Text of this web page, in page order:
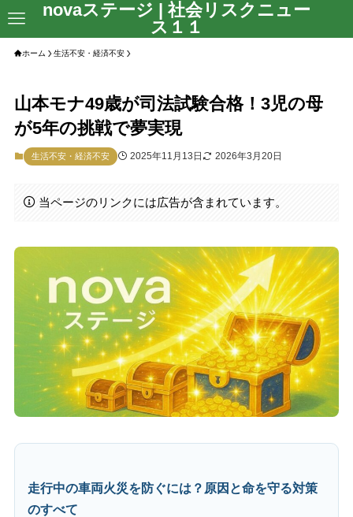
novaステージ | 社会リスクニュー
ス１１
ホーム 生活不安・経済不安
山本モナ49歳が司法試験合格！3児の母
が5年の挑戦で夢実現
生活不安・経済不安 2025年11月13日 2026年3月20日
当ページのリンクには広告が含まれています。
走行中の車両火災を防ぐには？原因と命を守る対策
のすべて